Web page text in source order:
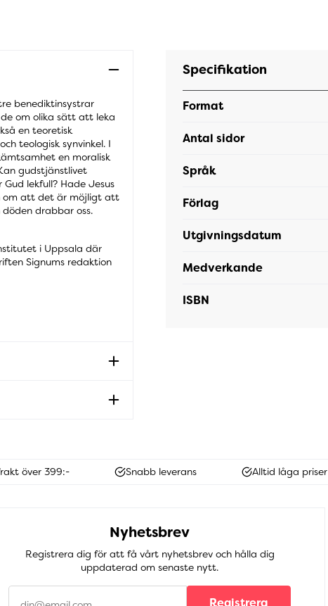
benediktinsystrar
om olika sätt att leka
en teoretisk
teologisk synvinkel. I
en moralisk
gudstjänstlivet
lekfull? Hade Jesus
om att det är möjligt att
drabbar oss.
i Uppsala där
Signums redaktion
Specifikation
Format
Antal sidor
Språk
Förlag
Utgivningsdatum
Medverkande
ISBN
över 399:- Snabb leverans Alltid låga priser
Nyhetsbrev
Registrera dig för att få vårt nyhetsbrev och hålla dig
uppdaterad om senaste nytt.
Registrera